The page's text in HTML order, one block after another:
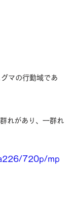
マの行動域であ
れがあり、一群れ
720p/mp